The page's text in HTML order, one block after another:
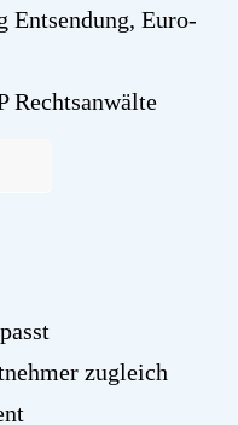
Entsendung, Euro-
Rechtsanwälte
zugleich